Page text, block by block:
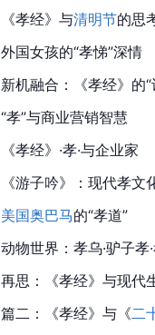
《孝经》与清明节的思
外国女孩的“孝悌”深情
新机融合：《孝经》的“
“孝”与商业营销智慧
《孝经》·孝·与企业家
《游子吟》：现代孝文
美国奥巴马的“孝道”
动物世界：孝乌·驴子孝
再思：《孝经》与现代
篇二：《孝经》与《二